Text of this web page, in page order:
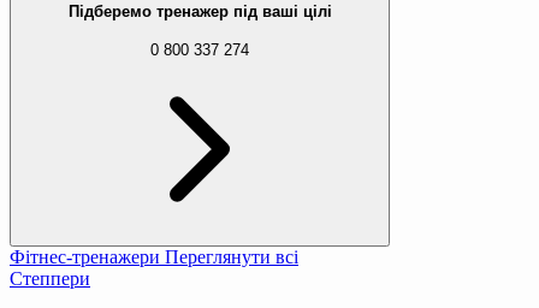
Підберемо тренажер під ваші цілі
0 800 337 274
Фітнес-тренажери Переглянути всі
Степпери